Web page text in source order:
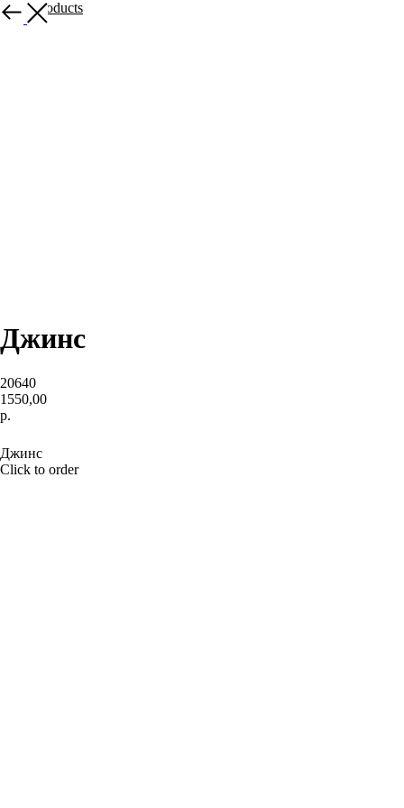
More products
Джинс
20640
1550,00
р.
Джинс
Click to order